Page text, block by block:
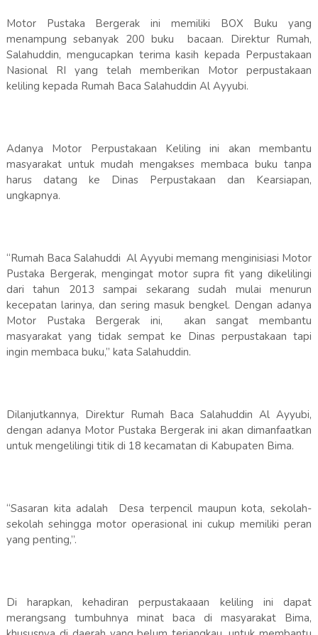
Motor Pustaka Bergerak ini memiliki BOX Buku yang
menampung sebanyak 200 buku bacaan. Direktur Rumah,
Salahuddin, mengucapkan terima kasih kepada Perpustakaan
Nasional RI yang telah memberikan Motor perpustakaan
keliling kepada Rumah Baca Salahuddin Al Ayyubi.
Adanya Motor Perpustakaan Keliling ini akan membantu
masyarakat untuk mudah mengakses membaca buku tanpa
harus datang ke Dinas Perpustakaan dan Kearsiapan,
ungkapnya.
“Rumah Baca Salahuddi Al Ayyubi memang menginisiasi Motor
Pustaka Bergerak, mengingat motor supra fit yang dikelilingi
dari tahun 2013 sampai sekarang sudah mulai menurun
kecepatan larinya, dan sering masuk bengkel. Dengan adanya
Motor Pustaka Bergerak ini, akan sangat membantu
masyarakat yang tidak sempat ke Dinas perpustakaan tapi
ingin membaca buku,” kata Salahuddin.
Dilanjutkannya, Direktur Rumah Baca Salahuddin Al Ayyubi,
dengan adanya Motor Pustaka Bergerak ini akan dimanfaatkan
untuk mengelilingi titik di 18 kecamatan di Kabupaten Bima.
“Sasaran kita adalah Desa terpencil maupun kota, sekolah-
sekolah sehingga motor operasional ini cukup memiliki peran
yang penting,”.
Di harapkan, kehadiran perpustakaaan keliling ini dapat
merangsang tumbuhnya minat baca di masyarakat Bima,